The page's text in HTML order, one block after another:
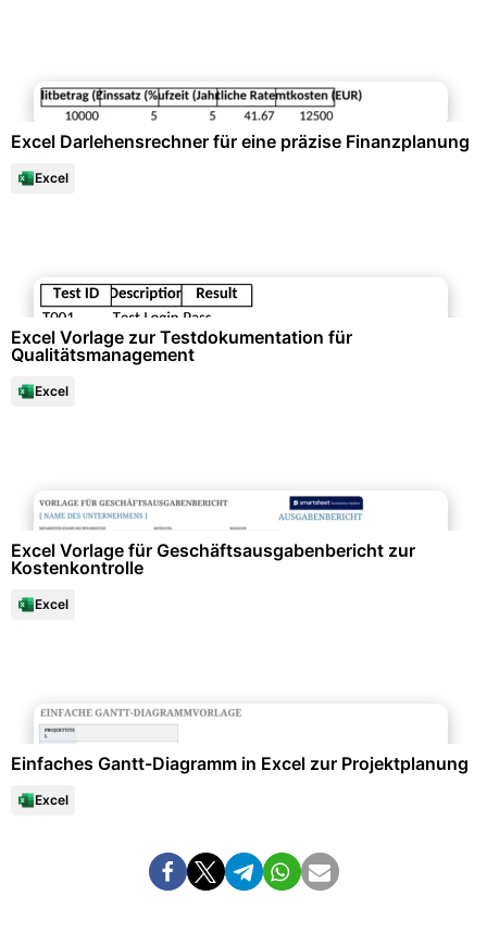
Excel Darlehensrechner für eine präzise Finanzplanung
Excel
Excel Vorlage zur Testdokumentation für
Qualitätsmanagement
Excel
Excel Vorlage für Geschäftsausgabenbericht zur
Kostenkontrolle
Excel
Einfaches Gantt-Diagramm in Excel zur Projektplanung
Excel